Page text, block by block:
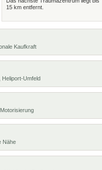
15 km entfernt.
Kaufkraft
Umfeld
Nähe